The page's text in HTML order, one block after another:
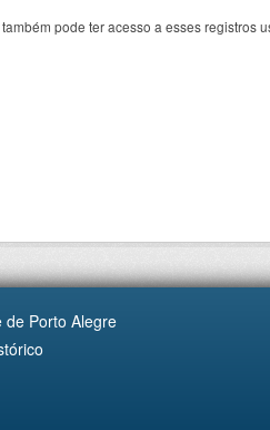
pode ter acesso a esses registros
de Porto Alegre